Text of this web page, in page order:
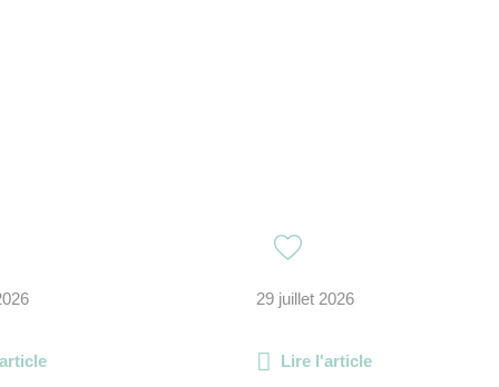
29 juillet 2026
Lire l'article